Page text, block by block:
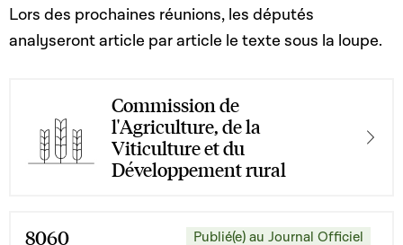
Lors des prochaines réunions, les députés
analyseront article par article le texte sous la loupe.
Commission de
l'Agriculture, de la
Viticulture et du
Développement rural
8060 Publié(e) au Journal Officiel